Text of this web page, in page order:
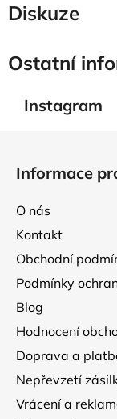
Diskuze
Ostatní
Instagram
Informace
O nás
Kontakt
Obchodní
Podmínky
Blog
Hodnocení
Doprava a
Nepřevzetí
Vrácení a